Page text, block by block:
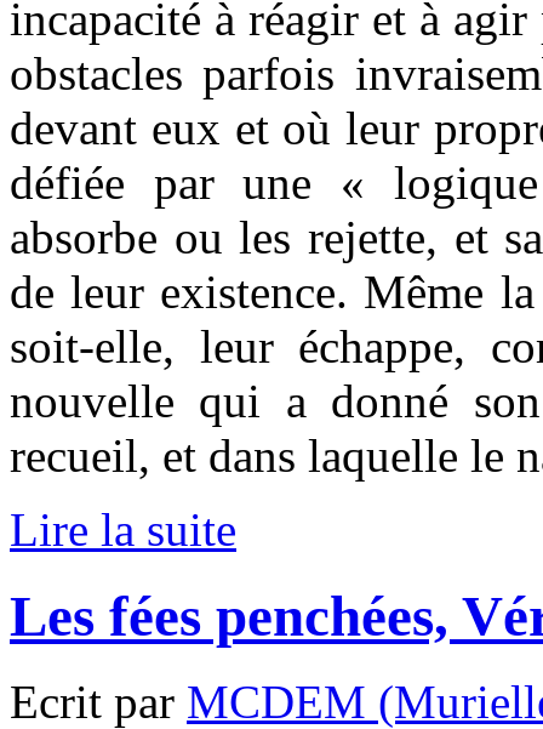
incapacité à réagir et à
obstacles parfois
devant eux et où leur
défiée par une «
absorbe ou les rejette, et
de leur existence. Même
soit-elle, leur échappe,
nouvelle qui a donné
recueil, et dans laquelle le
Lire la suite
Les fées penchées,
Ecrit par MCDEM